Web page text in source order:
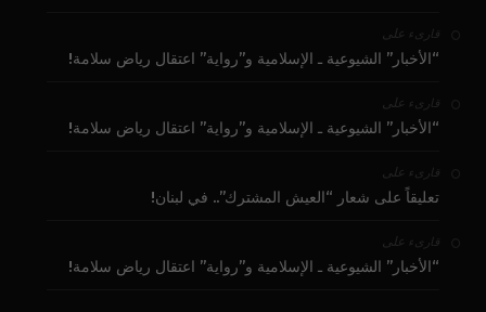
قارىء على
“الأخبار” الشيوعية ـ الإسلامية و”رواية” اعتقال رياض سلامة!
قارىء على
“الأخبار” الشيوعية ـ الإسلامية و”رواية” اعتقال رياض سلامة!
قارىء على
تعليقاً على شعار “العيش المشترك”.. في لبنان!
قارىء على
“الأخبار” الشيوعية ـ الإسلامية و”رواية” اعتقال رياض سلامة!